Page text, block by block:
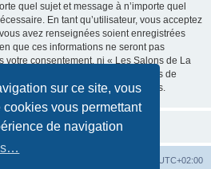
sur ce site, vous
vous permettant
de navigation
quel sujet et message à n’importe quel
En tant qu’utilisateur, vous acceptez
avez renseignées soient enregistrées
que ces informations ne seront pas
votre consentement, ni « Les Salons de La
tenus comme responsables en cas de
visant à compromettre vos données.
UTC+02:00